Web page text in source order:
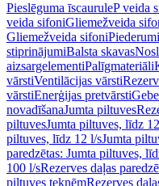
Pieslēguma īscauruleP veida
veida sifoniGliemežveida
Gliemežveida sifoniPiederumi
stiprinājumiBalsta skavas
aizsargelementiPalīgmateriāli
vārstiVentilācijas vārsti
vārstiEnerģijas pretvārsti
novadīšanaJumta piltuves
piltuvesJumta piltuves, līdz
piltuves, līdz 12 l/sJumta
paredzētas: Jumta piltuves,
100 l/sRezerves daļas
piltuves teknēmRezerves